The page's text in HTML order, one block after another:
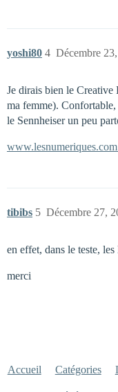
yoshi80 Décembre
4
Je dirais bien le
ma femme).
le Sennheiser un peu
tibibs Décembre 27,
5
en effet, dans le teste,
merci
Accueil Catégories